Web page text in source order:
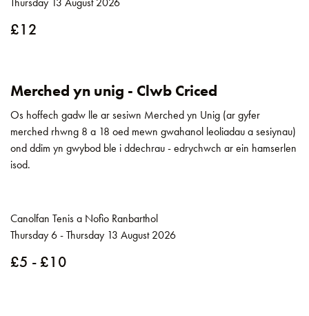
£12
Merched yn unig - Clwb Criced
Os hoffech gadw lle ar sesiwn Merched yn Unig (ar gyfer
merched rhwng 8 a 18 oed mewn gwahanol leoliadau a sesiynau)
ond ddim yn gwybod ble i ddechrau - edrychwch ar ein hamserlen
isod.
Canolfan Tenis a Nofio Ranbarthol
Thursday 6 - Thursday 13 August 2026
£5 - £10